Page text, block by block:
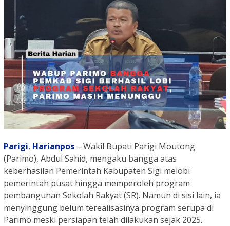
Parigi, Harianpos – Wakil Bupati Parigi Moutong
(Parimo), Abdul Sahid, mengaku bangga atas
keberhasilan Pemerintah Kabupaten Sigi melobi
pemerintah pusat hingga memperoleh program
pembangunan Sekolah Rakyat (SR). Namun di sisi lain, ia
menyinggung belum terealisasinya program serupa di
Parimo meski persiapan telah dilakukan sejak 2025.